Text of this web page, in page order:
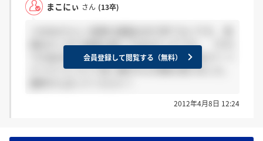
まこにぃ さん (13卒)
語はそこまで高度な感じではなかったです。 （それ
でも私は全く出来なかったのですが） 最終はパーソ
ナリティについて深く聞かれた印象を受けました。
会員登録して閲覧する（無料）
2012年4月8日 12:24